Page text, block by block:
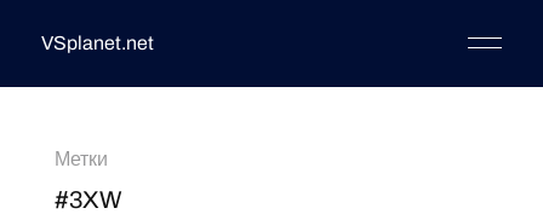
VSplanet.net
Метки
#3XW